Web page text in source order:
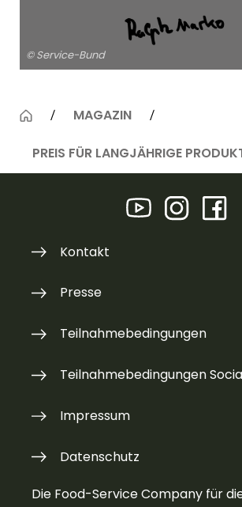
© Service-Bund
MAGAZIN
PREIS FÜR LANGJÄHRIGE
Die Food-Service Company für
Kontakt
Presse
Teilnahmebedingungen
Teilnahmebedingungen
Impressum
Datenschutz